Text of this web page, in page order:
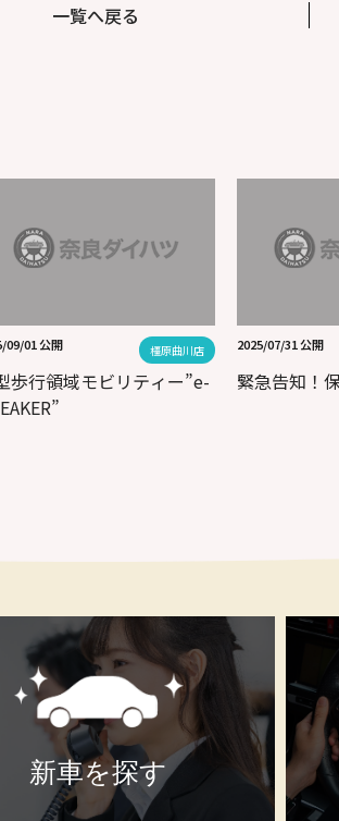
一覧へ戻る
09/01 公開 橿原曲川店
歩行領域モビリティー”e-
2025/07/31 公開
緊急告知！
新車を探す